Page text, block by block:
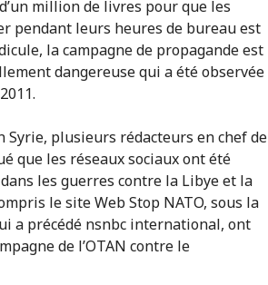
million de livres pour que les
pendant leurs heures de bureau est
la campagne de propagande est
dangereuse qui a été observée
plusieurs rédacteurs en chef de
que les réseaux sociaux ont été
les guerres contre la Libye et la
le site Web Stop NATO, sous la
a précédé nsnbc international, ont
de l’OTAN contre le